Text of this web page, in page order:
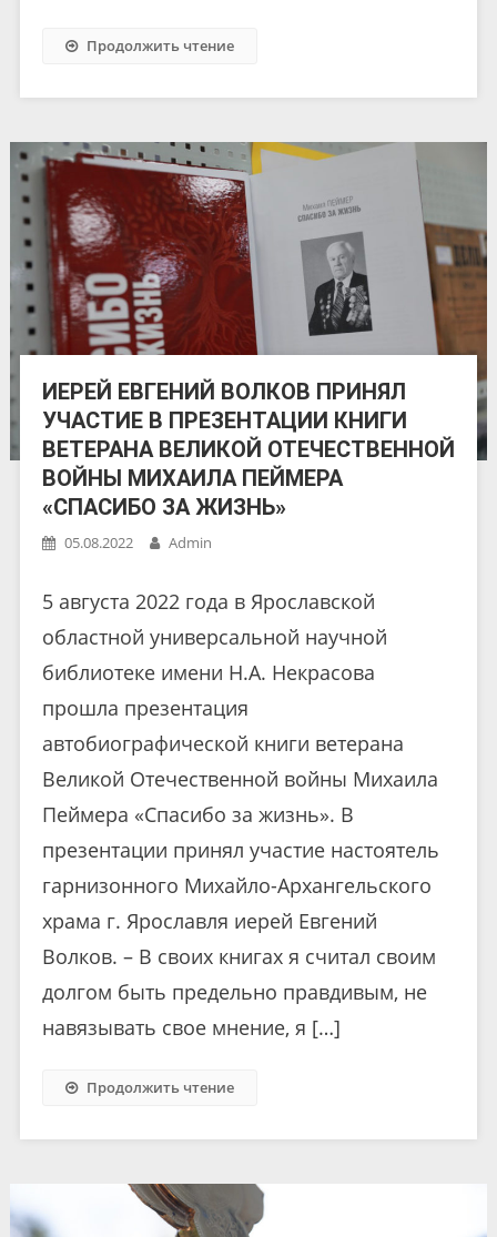
Продолжить чтение
ИЕРЕЙ ЕВГЕНИЙ ВОЛКОВ ПРИНЯЛ
УЧАСТИЕ В ПРЕЗЕНТАЦИИ КНИГИ
ВЕТЕРАНА ВЕЛИКОЙ ОТЕЧЕСТВЕННОЙ
ВОЙНЫ МИХАИЛА ПЕЙМЕРА
«СПАСИБО ЗА ЖИЗНЬ»
05.08.2022 Admin
5 августа 2022 года в Ярославской
областной универсальной научной
библиотеке имени Н.А. Некрасова
прошла презентация
автобиографической книги ветерана
Великой Отечественной войны Михаила
Пеймера «Спасибо за жизнь». В
презентации принял участие настоятель
гарнизонного Михайло-Архангельского
храма г. Ярославля иерей Евгений
Волков. – В своих книгах я считал своим
долгом быть предельно правдивым, не
навязывать свое мнение, я […]
Продолжить чтение